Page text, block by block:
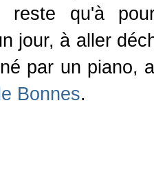
qu'à
jour, à aller
par un piano,
Bonnes.